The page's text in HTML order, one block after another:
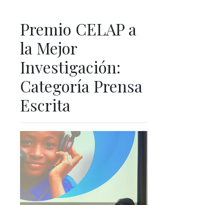
Premio CELAP a
la Mejor
Investigación:
Categoría Prensa
Escrita